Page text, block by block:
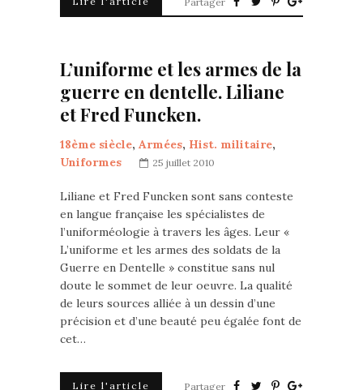
L’uniforme et les armes de la
guerre en dentelle. Liliane
et Fred Funcken.
18ème siècle, Armées, Hist. militaire,
Uniformes
25 juillet 2010
Liliane et Fred Funcken sont sans conteste
en langue française les spécialistes de
l’uniforméologie à travers les âges. Leur «
L’uniforme et les armes des soldats de la
Guerre en Dentelle » constitue sans nul
doute le sommet de leur oeuvre. La qualité
de leurs sources alliée à un dessin d’une
précision et d’une beauté peu égalée font de
cet…
Lire l'article Partager